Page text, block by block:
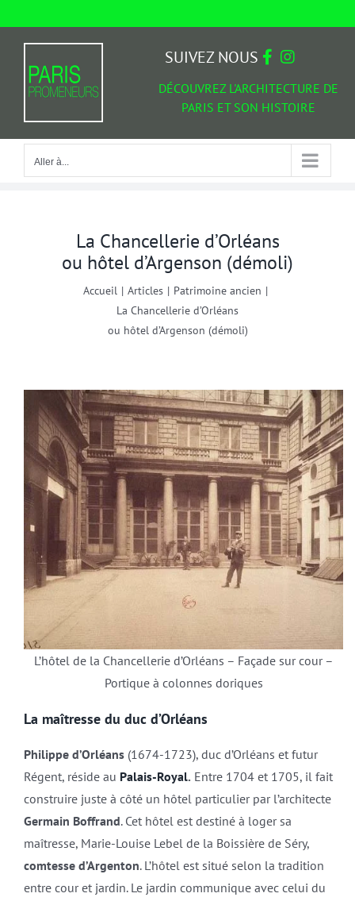
Aller à...
DÉCOUVREZ L'ARCHITECTURE DE
PARIS ET SON HISTOIRE
SUIVEZ NOUS
Aller à...
La Chancellerie d’Orléans
ou hôtel d’Argenson (démoli)
Accueil | Articles | Patrimoine ancien |
La Chancellerie d’Orléans
ou hôtel d’Argenson (démoli)
L’hôtel de la Chancellerie d’Orléans – Façade sur cour –
Portique à colonnes doriques
La maîtresse du duc d’Orléans
Philippe d’Orléans(1674-1723), duc d’Orléans et futur
Régent, réside au Palais-Royal. Entre 1704 et 1705, il fait
construire juste à côté un hôtel particulier par l’architecte
Germain Boffrand. Cet hôtel est destiné à loger sa
maîtresse, Marie-Louise Lebel de la Boissière de Séry,
comtesse d’Argenton. L’hôtel est situé selon la tradition
entre cour et jardin. Le jardin communique avec celui du